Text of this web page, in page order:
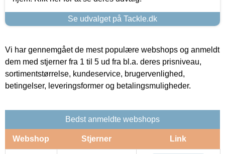
Se udvalget på Tackle.dk
Vi har gennemgået de mest populære webshops og anmeldt
dem med stjerner fra 1 til 5 ud fra bl.a. deres prisniveau,
sortimentstørrelse, kundeservice, brugervenlighed,
betingelser, leveringsformer og betalingsmuligheder.
Bedst anmeldte webshops
Webshop Stjerner Link